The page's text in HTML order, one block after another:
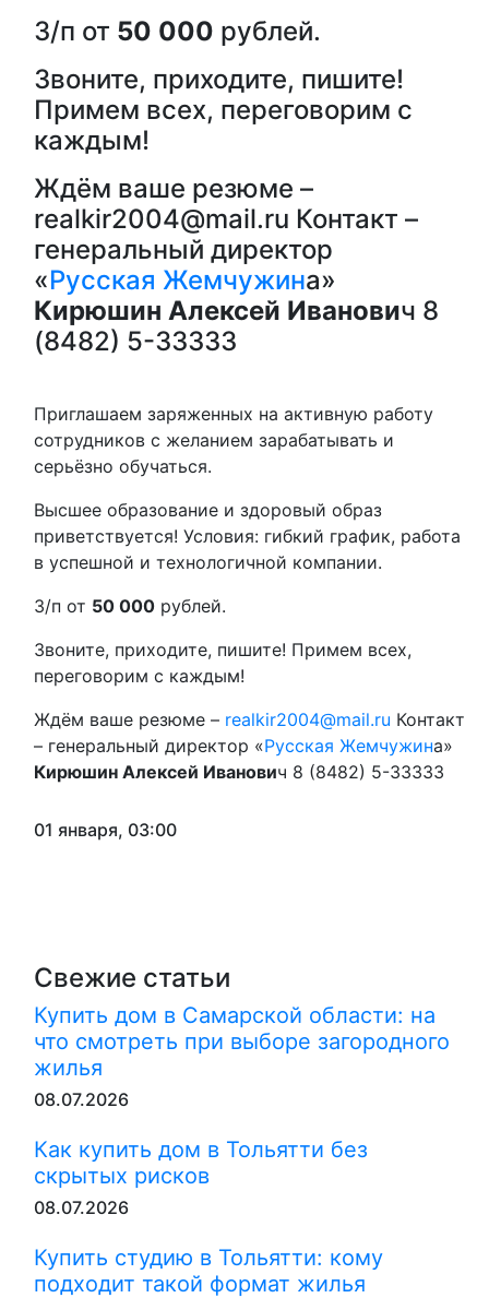
З/п от 50 000 рублей.
Звоните, приходите, пишите!
Примем всех, переговорим с
каждым!
Ждём ваше резюме –
realkir2004@mail.ru Контакт –
генеральный директор
«Русская Жемчужина»
Кирюшин Алексей Иванович 8
(8482) 5-33333
Приглашаем заряженных на активную работу
сотрудников с желанием зарабатывать и
серьёзно обучаться.
Высшее образование и здоровый образ
приветствуется! Условия: гибкий график, работа
в успешной и технологичной компании.
З/п от 50 000 рублей.
Звоните, приходите, пишите! Примем всех,
переговорим с каждым!
Ждём ваше резюме – realkir2004@mail.ru Контакт
– генеральный директор «Русская Жемчужина»
Кирюшин Алексей Иванович 8 (8482) 5-33333
01 января, 03:00
Свежие статьи
Купить дом в Самарской области: на
что смотреть при выборе загородного
жилья
08.07.2026
Как купить дом в Тольятти без
скрытых рисков
08.07.2026
Купить студию в Тольятти: кому
подходит такой формат жилья